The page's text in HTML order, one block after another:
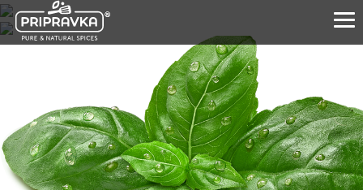
PRODUCTS
CULINARY ACADEMY
ABOUT US